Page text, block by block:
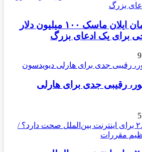
یک ساعت از زمان ایلان ماسک ۱۰۰ میلیون دلار
برای یک ادعای بزرگ
9
رقیبی جدی برای هارلی
5